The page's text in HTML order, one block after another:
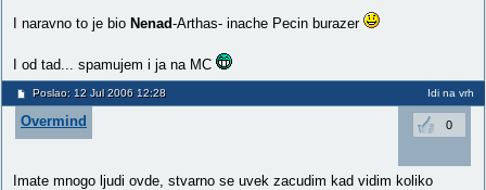
I naravno to je bio Nenad-Arthas- inache Pecin burazer
I od tad... spamujem i ja na MC
Poslao: 12 Jul 2006 12:28 Idi na vrh
Overmind 0
Imate mnogo ljudi ovde, stvarno se uvek zacudim kad vidim koliko